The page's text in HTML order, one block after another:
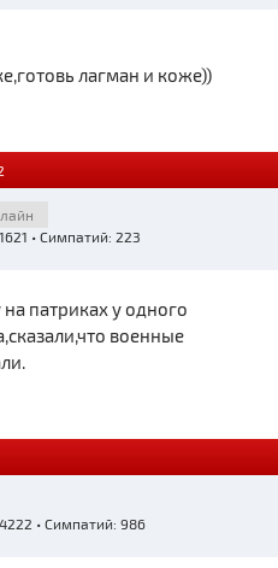
лагман и коже))
• Симпатий: 223
патриках у одного
военные
• Симпатий: 986